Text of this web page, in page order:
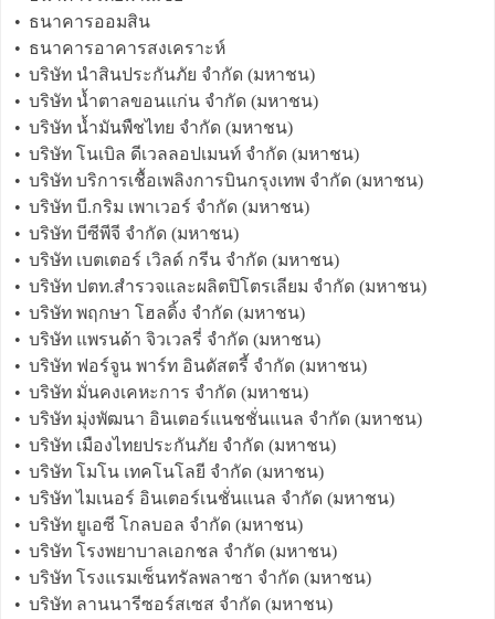
• ธนาคารออมสิน
• ธนาคารอาคารสงเคราะห์
• บริษัท นำสินประกันภัย จำกัด (มหาชน)
• บริษัท น้ำตาลขอนแก่น จำกัด (มหาชน)
• บริษัท น้ำมันพืชไทย จำกัด (มหาชน)
• บริษัท โนเบิล ดีเวลลอปเมนท์ จำกัด (มหาชน)
• บริษัท บริการเชื้อเพลิงการบินกรุงเทพ จำกัด (มหาชน)
• บริษัท บี.กริม เพาเวอร์ จำกัด (มหาชน)
• บริษัท บีซีพีจี จำกัด (มหาชน)
• บริษัท เบตเตอร์ เวิลด์ กรีน จำกัด (มหาชน)
• บริษัท ปตท.สำรวจและผลิตปิโตรเลียม จำกัด (มหาชน)
• บริษัท พฤกษา โฮลดิ้ง จำกัด (มหาชน)
• บริษัท แพรนด้า จิวเวลรี่ จำกัด (มหาชน)
• บริษัท ฟอร์จูน พาร์ท อินดัสตรี้ จำกัด (มหาชน)
• บริษัท มั่นคงเคหะการ จำกัด (มหาชน)
• บริษัท มุ่งพัฒนา อินเตอร์แนชชั่นแนล จำกัด (มหาชน)
• บริษัท เมืองไทยประกันภัย จำกัด (มหาชน)
• บริษัท โมโน เทคโนโลยี จำกัด (มหาชน)
• บริษัท ไมเนอร์ อินเตอร์เนชั่นแนล จำกัด (มหาชน)
• บริษัท ยูเอซี โกลบอล จำกัด (มหาชน)
• บริษัท โรงพยาบาลเอกชล จำกัด (มหาชน)
• บริษัท โรงแรมเซ็นทรัลพลาซา จำกัด (มหาชน)
• บริษัท ลานนารีซอร์สเซส จำกัด (มหาชน)